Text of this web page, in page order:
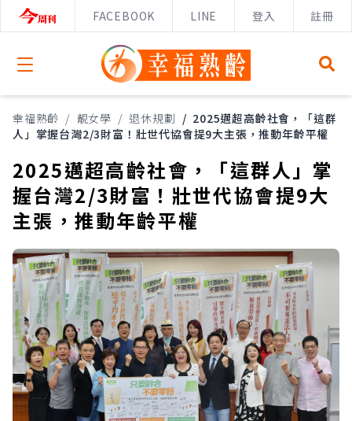
FACEBOOK LINE 登入 註冊
Open menu
幸福熟齡 / 靚女學 / 退休規劃 / 2025邁超高齡社會，「這群
人」掌握台灣2/3財富！壯世代協會提9大主張，推動年齡平權
2025邁超高齡社會，「這群人」掌
握台灣2/3財富！壯世代協會提9大
主張，推動年齡平權